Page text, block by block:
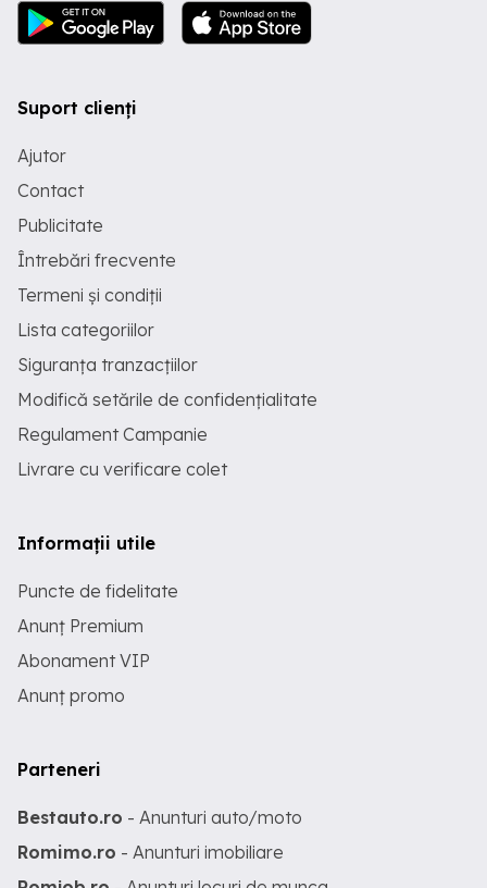
Suport clienți
Ajutor
Contact
Publicitate
Întrebări frecvente
Termeni și condiții
Lista categoriilor
Siguranța tranzacțiilor
Modifică setările de confidențialitate
Regulament Campanie
Livrare cu verificare colet
Informații utile
Puncte de fidelitate
Anunț Premium
Abonament VIP
Anunț promo
Parteneri
Bestauto.ro - Anunturi auto/moto
Romimo.ro - Anunturi imobiliare